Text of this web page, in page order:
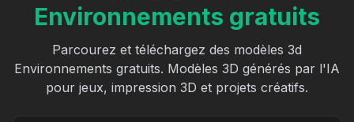
Environnements gratuits
Parcourez et téléchargez des modèles 3d
Environnements gratuits. Modèles 3D générés par l'IA
pour jeux, impression 3D et projets créatifs.